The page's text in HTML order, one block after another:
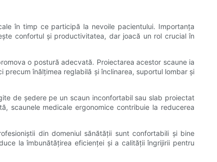
în timp ce participă la nevoile pacientului. Importanța
confortul și productivitatea, dar joacă un rol crucial în
o postură adecvată. Proiectarea acestor scaune ia
înălțimea reglabilă și înclinarea, suportul lombar și
de ședere pe un scaun inconfortabil sau slab proiectat
scaunele medicale ergonomice contribuie la reducerea
din domeniul sănătății sunt confortabili și bine
la îmbunătățirea eficienței și a calității îngrijirii pentru